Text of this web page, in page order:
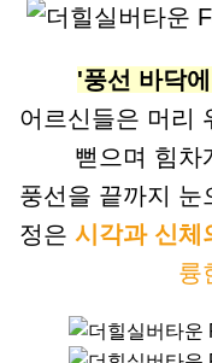
'풍선 바닥
어르신들은 머리
뻗으며 힘차
풍선을 끝까지 눈
정은 시각과 신체
륭